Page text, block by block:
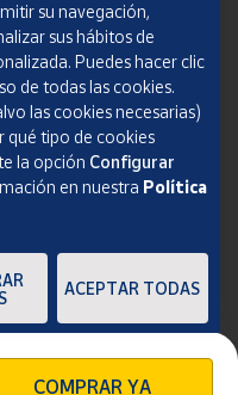
COMPRAR YA
S.A., S.M.E. Todos los derechos
su navegación,
sus hábitos de
Puedes hacer clic
de todas las cookies.
las cookies necesarias)
qué tipo de cookies
la opción Configurar
en nuestra Política
ACEPTAR TODAS